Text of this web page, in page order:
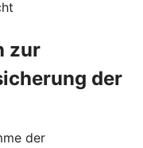
zur
der
der